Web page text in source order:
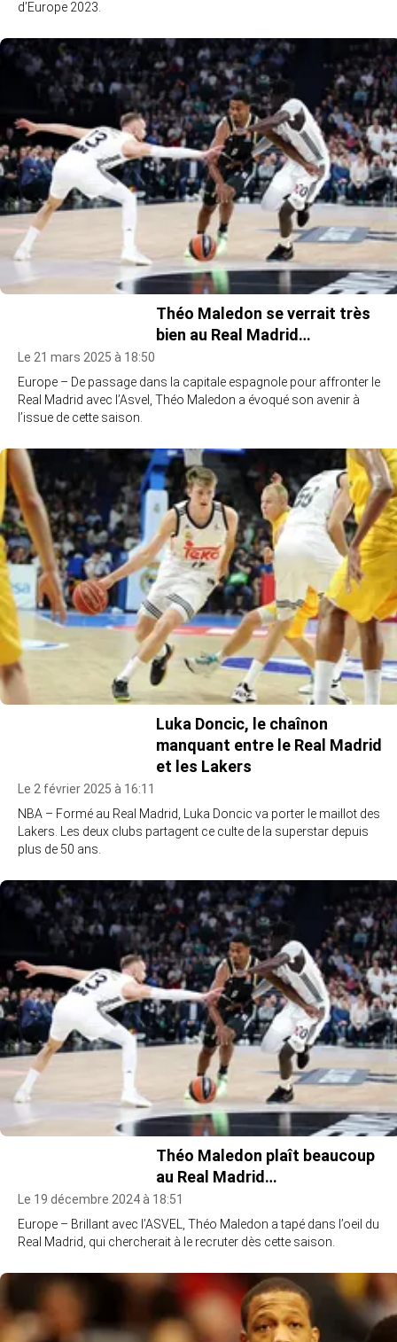
d’Europe 2023.
Théo Maledon se verrait très
bien au Real Madrid…
Le 21 mars 2025 à 18:50
Europe – De passage dans la capitale espagnole pour affronter le
Real Madrid avec l’Asvel, Théo Maledon a évoqué son avenir à
l’issue de cette saison.
Luka Doncic, le chaînon
manquant entre le Real Madrid
et les Lakers
Le 2 février 2025 à 16:11
NBA – Formé au Real Madrid, Luka Doncic va porter le maillot des
Lakers. Les deux clubs partagent ce culte de la superstar depuis
plus de 50 ans.
Théo Maledon plaît beaucoup
au Real Madrid…
Le 19 décembre 2024 à 18:51
Europe – Brillant avec l’ASVEL, Théo Maledon a tapé dans l’oeil du
Real Madrid, qui chercherait à le recruter dès cette saison.